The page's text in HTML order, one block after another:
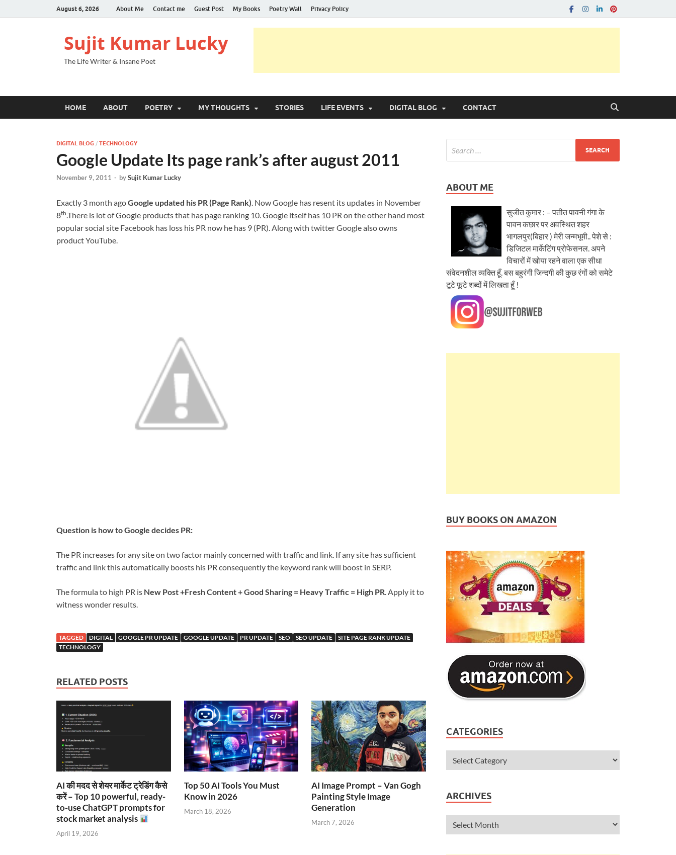
August 6, 2026 About Me Contact me Guest Post My Books Poetry Wall Privacy Policy
Sujit Kumar Lucky
The Life Writer & Insane Poet
HOME ABOUT POETRY MY THOUGHTS STORIES LIFE EVENTS DIGITAL BLOG CONTACT
DIGITAL BLOG / TECHNOLOGY
Google Update Its page rank’s after august 2011
November 9, 2011 - bySujit Kumar Lucky
Exactly 3 month agoGoogle updated his PR (Page Rank). Now Google has resent its updates in November
8th.There is lot of Google products that has page ranking 10. Google itself has 10 PR on the other hand most
popular social site Facebook has loss his PR now he has 9 (PR). Along with twitter Google also owns
product YouTube.
Question is how to Google decides PR:
The PR increases for any site on two factor mainly concerned with traffic and link. If any site has sufficient
traffic and link this automatically boosts his PR consequently the keyword rank will boost in SERP.
The formula to high PR is New Post +Fresh Content + Good Sharing = Heavy Traffic = High PR. Apply it to
witness wonder results.
TAGGED DIGITAL GOOGLE PR UPDATE GOOGLE UPDATE PR UPDATE SEO SEO UPDATE
SITE PAGE RANK UPDATE
TECHNOLOGY
RELATED POSTS
AI की मदद से शेयर मार्केट ट्रेडिंग कैसे
करें – Top 10 powerful, ready-
to-use ChatGPT prompts for
stock market analysis
April 19, 2026
Top 50 AI Tools You Must
Know in 2026
March 18, 2026
AI Image Prompt – Van Gogh
Painting Style Image
Generation
March 7, 2026
ABOUT ME
सुजीत कुमार : – पतीत पावनी गंगा के
पावन कछार पर अवस्थित शहर
भागलपुर(बिहार ) मेरी जन्मभूमी.. पेशे से :
डिजिटल मार्केटिंग प्रोफेसनल. अपने
विचारों में खोया रहने वाला एक सीधा
संवेदनशील व्यक्ति हूँ. बस बहुरंगी जिन्दगी की कुछ रंगों को समेटे
टूटे फूटे शब्दों में लिखता हूँ !
BUY BOOKS ON AMAZON
CATEGORIES
ARCHIVES